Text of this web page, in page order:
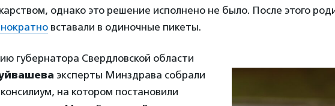
однако это решение исполнено не было. После этого
вставали в одиночные пикеты.
губернатора Свердловской области
эксперты Минздрава собрали
на котором постановили